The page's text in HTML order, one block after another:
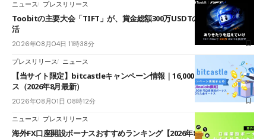
ニュース プレスリリース
Toobitの主要大会「TIFT」が、賞金総額300万USDTのレースとして復
活
2026年08月04日 11時38分
プレスリリース ニュース
【当サイト限定】bitcastleキャンペーン情報｜16,000円口座開設ボーナ
ス（2026年8月最新）
2026年08月01日 08時12分
ニュース プレスリリース
海外FX口座開設ボーナスおすすめランキング【2026年8月最新】